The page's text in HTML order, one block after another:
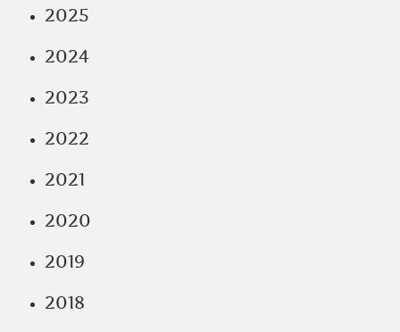
2025
2024
2023
2022
2021
2020
2019
2018